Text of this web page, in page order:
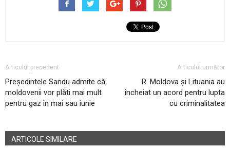
Articolul precedent
Președintele Sandu admite că
moldovenii vor plăti mai mult
pentru gaz în mai sau iunie
Articolul următor
R. Moldova și Lituania au
încheiat un acord pentru lupta
cu criminalitatea
ARTICOLE SIMILARE